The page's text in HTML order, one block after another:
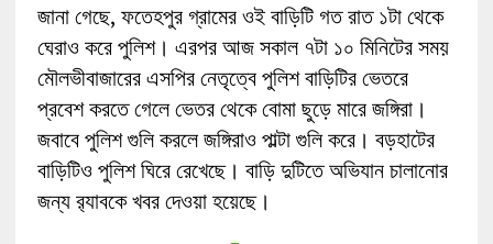
জানা গেছে, ফতেহপুর গ্রামের ওই বাড়িটি গত রাত ১টা থেকে
ঘেরাও করে পুলিশ। এরপর আজ সকাল ৭টা ১০ মিনিটের সময়
মৌলভীবাজারের এসপির নেতৃত্বে পুলিশ বাড়িটির ভেতরে
প্রবেশ করতে গেলে ভেতর থেকে বোমা ছুড়ে মারে জঙ্গিরা।
জবাবে পুলিশ গুলি করলে জঙ্গিরাও পাল্টা গুলি করে। বড়হাটের
বাড়িটিও পুলিশ ঘিরে রেখেছে। বাড়ি দুটিতে অভিযান চালানোর
জন্য র‌্যাবকে খবর দেওয়া হয়েছে।